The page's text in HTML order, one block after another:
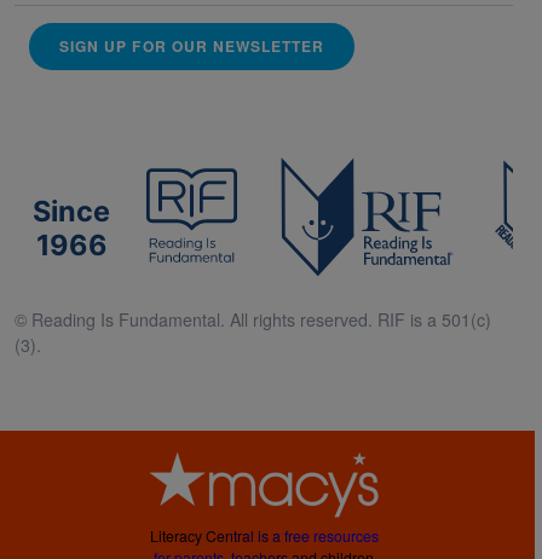
SIGN UP FOR OUR NEWSLETTER
Since
1966
© Reading Is Fundamental. All rights reserved. RIF is a 501(c)
(3).
L iteracyCentral isa free resources